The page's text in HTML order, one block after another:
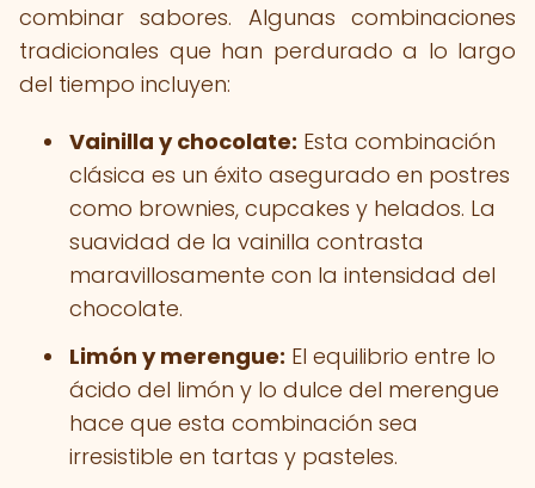
combinar sabores. Algunas combinaciones
tradicionales que han perdurado a lo largo
del tiempo incluyen:
Vainilla y chocolate: Esta combinación
clásica es un éxito asegurado en postres
como brownies, cupcakes y helados. La
suavidad de la vainilla contrasta
maravillosamente con la intensidad del
chocolate.
Limón y merengue: El equilibrio entre lo
ácido del limón y lo dulce del merengue
hace que esta combinación sea
irresistible en tartas y pasteles.